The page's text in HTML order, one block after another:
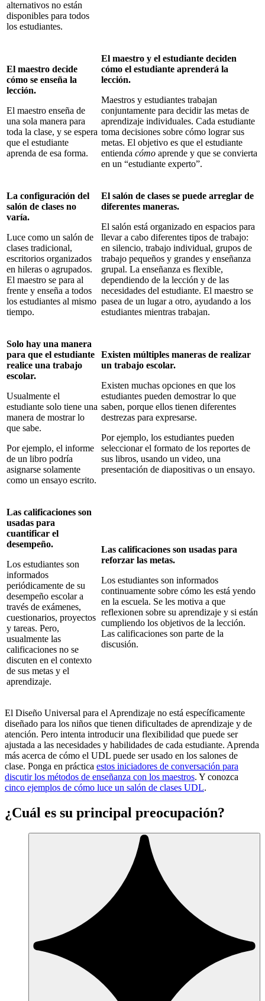
alternativos no están
disponibles para todos
los estudiantes.
El maestro decide
cómo se enseña la
lección.
El maestro enseña de
una sola manera para
toda la clase, y se espera
que el estudiante
aprenda de esa forma.
El maestro y el estudiante deciden
cómo el estudiante aprenderá la
lección.
Maestros y estudiantes trabajan
conjuntamente para decidir las metas de
aprendizaje individuales. Cada estudiante
toma decisiones sobre cómo lograr sus
metas. El objetivo es que el estudiante
entienda cómo aprende y que se convierta
en un “estudiante experto”.
La configuración del
salón de clases no
varía.
Luce como un salón de
clases tradicional,
escritorios organizados
en hileras o agrupados.
El maestro se para al
frente y enseña a todos
los estudiantes al mismo
tiempo.
El salón de clases se puede arreglar de
diferentes maneras.
El salón está organizado en espacios para
llevar a cabo diferentes tipos de trabajo:
en silencio, trabajo individual, grupos de
trabajo pequeños y grandes y enseñanza
grupal. La enseñanza es flexible,
dependiendo de la lección y de las
necesidades del estudiante. El maestro se
pasea de un lugar a otro, ayudando a los
estudiantes mientras trabajan.
Solo hay una manera
para que el estudiante
realice una trabajo
escolar.
Usualmente el
estudiante solo tiene una
manera de mostrar lo
que sabe.
Por ejemplo, el informe
de un libro podría
asignarse solamente
como un ensayo escrito.
Existen múltiples maneras de realizar
un trabajo escolar.
Existen muchas opciones en que los
estudiantes pueden demostrar lo que
saben, porque ellos tienen diferentes
destrezas para expresarse.
Por ejemplo, los estudiantes pueden
seleccionar el formato de los reportes de
sus libros, usando un video, una
presentación de diapositivas o un ensayo.
Las calificaciones son
usadas para
cuantificar el
desempeño.
Los estudiantes son
informados
periódicamente de su
desempeño escolar a
través de exámenes,
cuestionarios, proyectos
y tareas. Pero,
usualmente las
calificaciones no se
discuten en el contexto
de sus metas y el
aprendizaje.
Las calificaciones son usadas para
reforzar las metas.
Los estudiantes son informados
continuamente sobre cómo les está yendo
en la escuela. Se les motiva a que
reflexionen sobre su aprendizaje y si están
cumpliendo los objetivos de la lección.
Las calificaciones son parte de la
discusión.
El Diseño Universal para el Aprendizaje no está específicamente
diseñado para los niños que tienen dificultades de aprendizaje y de
atención. Pero intenta introducir una flexibilidad que puede ser
ajustada a las necesidades y habilidades de cada estudiante. Aprenda
más acerca de cómo el UDL puede ser usado en los salones de
clase. Ponga en práctica estos iniciadores de conversación para
discutir los métodos de enseñanza con los maestros. Y conozca
cinco ejemplos de cómo luce un salón de clases UDL.
¿Cuál es su principal preocupación?